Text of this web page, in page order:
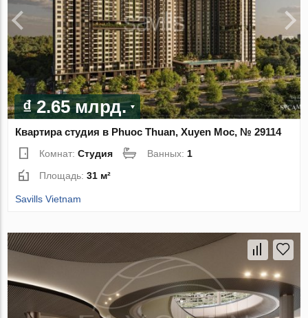
₫ 2.65 млрд.
Квартира студия в Phuoc Thuan, Xuyen Moc, № 29114
Комнат:Студия Ванных: 1
Площадь:31 м²
Savills Vietnam